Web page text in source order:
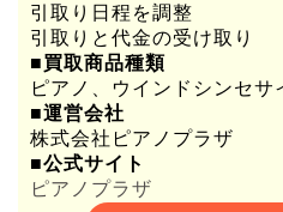
引取り日程を調整
引取りと代金の受け取り
■買取商品種類
ピアノ、ウインドシンセサ
■運営会社
株式会社ピアノプラザ
■公式サイト
ピアノプラザ